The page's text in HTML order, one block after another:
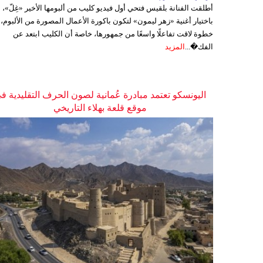
أطلقت الفنانة بلقيس فتحي أول فيديو كليب من ألبومها الأخير «غِلّ»،
باختيار أغنية «زهر ليمون» لتكون باكورة الأعمال المصورة من
خطوة لاقت تفاعلًا واسعًا من جمهورها، خاصة أن الكليب ابتعد عن
الفك�... المزيد
اليونسكو تعتمد مبادرة عُمانية لصون الحرف التقليدية
موقع قلعة بهلاء التاريخي